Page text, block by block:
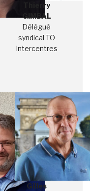
Thierry
GIMBAL
Délégué
syndical TO
Intercentres
Gilles